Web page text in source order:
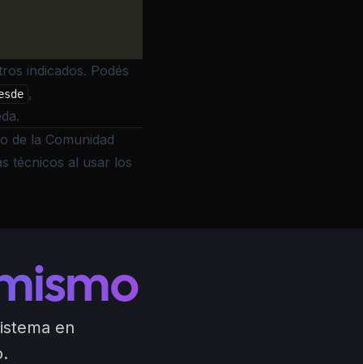
indicados. Podés
,
de la Comunidad
técnicos al usar los
en